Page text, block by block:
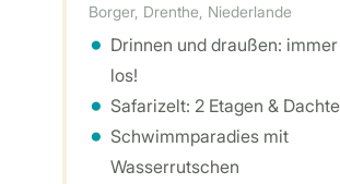
Borger, Drenthe, Niederlande
Drinnen und draußen:
los!
Safarizelt: 2 Etagen &
Schwimmparadies mit
Wasserrutschen